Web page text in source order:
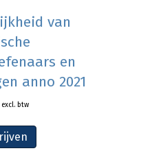
van
en
anno 2021
excl. btw